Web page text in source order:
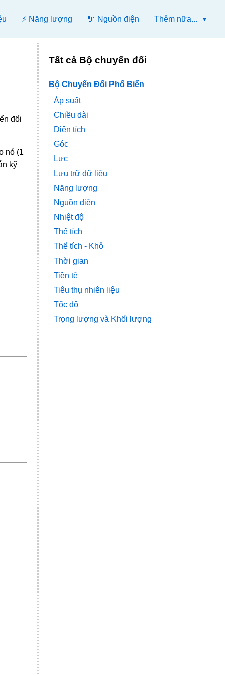
⚡ Năng lượng 🔌 Nguồn điện Thêm nữa...
đổi
nó (1
kỹ
Tất cả Bộ chuyển đổi
Bộ Chuyển Đổi Phổ Biến
Áp suất
Chiều dài
Diện tích
Góc
Lực
Lưu trữ dữ liệu
Năng lượng
Nguồn điện
Nhiệt độ
Thể tích
Thể tích - Khô
Thời gian
Tiền tệ
Tiêu thụ nhiên liệu
Tốc độ
Trọng lượng và Khối lượng